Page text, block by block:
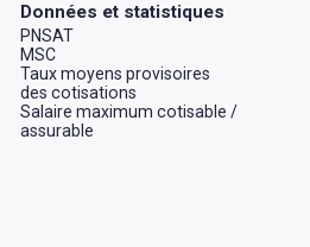
Données et statistiques
PNSAT
MSC
Taux moyens provisoires
des cotisations
Salaire maximum cotisable /
assurable